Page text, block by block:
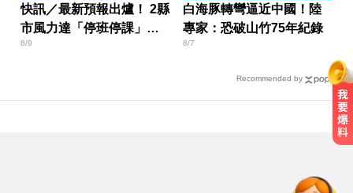
快訊／最新預報出爐！ 2縣
市風力達「停班停課」標
準
8/9
白海豚轉彎逼近中國！陸
專家：恐破山竹75年紀錄
8/7
Recommended by